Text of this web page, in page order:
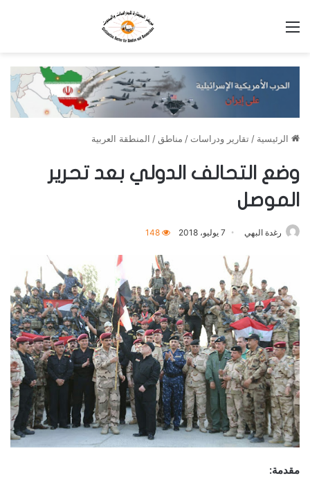
الرئيسية / تقارير ودراسات / مناطق / المنطقة العربية
وضع التحالف الدولي بعد تحرير
الموصل
رغدة البهي 7 يوليو، 2018 148
مقدمة: